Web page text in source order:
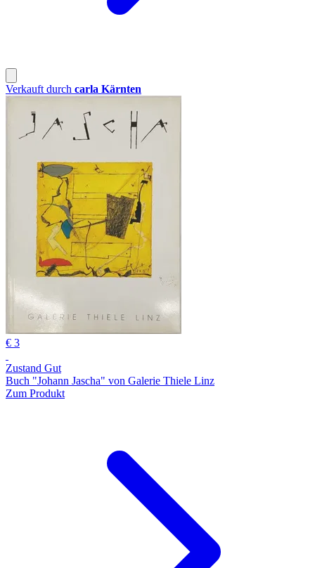
Verkauft durch carla Kärnten
€ 3
Zustand Gut
Buch "Johann Jascha" von Galerie Thiele Linz
Zum Produkt